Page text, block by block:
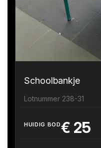
Schoolbankje
Lotnummer 238-31
HUIDIG BOD€ 25